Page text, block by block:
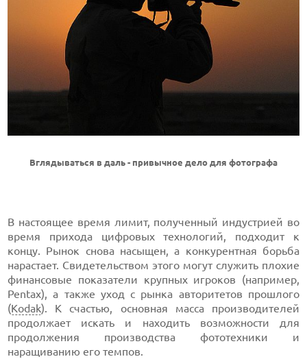
Вглядываться в даль - привычное дело для фотографа
В настоящее время лимит, полученный индустрией во
время прихода цифровых технологий, подходит к
концу. Рынок снова насыщен, а конкурентная борьба
нарастает. Свидетельством этого могут служить плохие
финансовые показатели крупных игроков (например,
Pentax), а также уход с рынка авторитетов прошлого
(Kodak). К счастью, основная масса производителей
продолжает искать и находить возможности для
продолжения производства фототехники и
наращиванию его темпов.